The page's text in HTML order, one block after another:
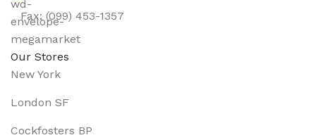
Fax: (099) 453-1357
Our Stores
New York
London SF
Cockfosters BP